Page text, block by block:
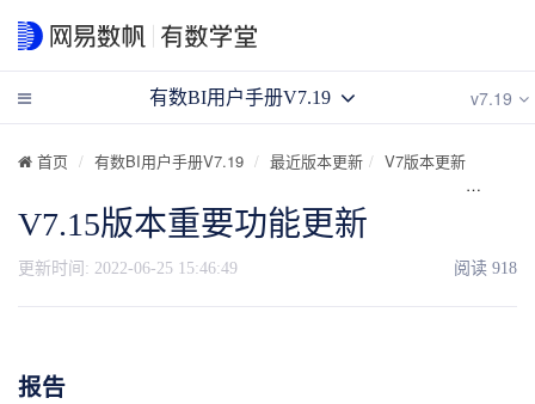
首页 有数BI用户手册V7.19 最近版本更新 V7版本更新
V7.15版本重要功能更新
更新时间: 2022-06-25 15:46:49 阅读 918
报告
有数BI用户手册V7.19 v7.19